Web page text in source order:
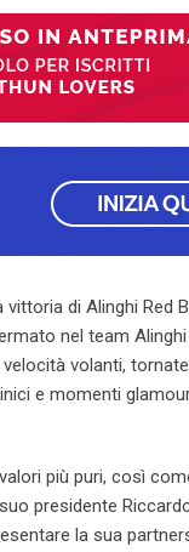
di Alinghi Red
nel team
volanti,
e momenti
più puri, così
presidente
la sua